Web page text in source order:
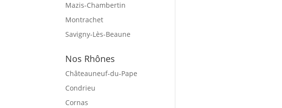
Mazis-Chambertin
Montrachet
Savigny-Lès-Beaune
Nos Rhônes
Châteauneuf-du-Pape
Condrieu
Cornas